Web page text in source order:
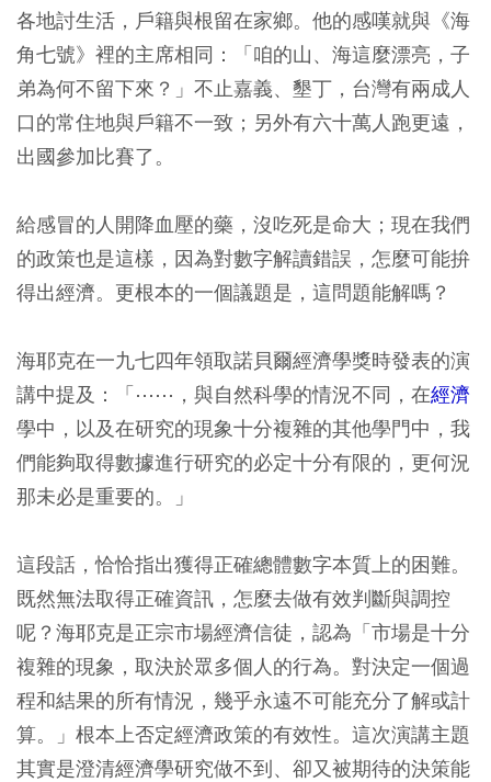
各地討生活，戶籍與根留在家鄉。他的感嘆就與《海
角七號》裡的主席相同：「咱的山、海這麼漂亮，子
弟為何不留下來？」不止嘉義、墾丁，台灣有兩成人
口的常住地與戶籍不一致；另外有六十萬人跑更遠，
出國參加比賽了。
給感冒的人開降血壓的藥，沒吃死是命大；現在我們
的政策也是這樣，因為對數字解讀錯誤，怎麼可能拚
得出經濟。更根本的一個議題是，這問題能解嗎？
海耶克在一九七四年領取諾貝爾經濟學獎時發表的演
講中提及：「⋯⋯，與自然科學的情況不同，在經濟
學中，以及在研究的現象十分複雜的其他學門中，我
們能夠取得數據進行研究的必定十分有限的，更何況
那未必是重要的。」
這段話，恰恰指出獲得正確總體數字本質上的困難。
既然無法取得正確資訊，怎麼去做有效判斷與調控
呢？海耶克是正宗市場經濟信徒，認為「市場是十分
複雜的現象，取決於眾多個人的行為。對決定一個過
程和結果的所有情況，幾乎永遠不可能充分了解或計
算。」根本上否定經濟政策的有效性。這次演講主題
其實是澄清經濟學研究做不到、卻又被期待的決策能